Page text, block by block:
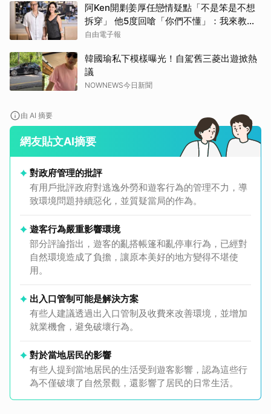
阿Ken開剿姜厚任戀情疑點「不是笨是不想
拆穿」 他5度回嗆「你們不懂」：我來教育
你們
自由電子報
韓國瑜私下模樣曝光！自駕舊三菱出遊掀熱
議
NOWNEWS今日新聞
由 AI 摘要
網友貼文AI摘要
對政府管理的批評
有用戶批評政府對逃逸外勞和遊客行為的管理不力，導
致環境問題持續惡化，並質疑當局的作為。
遊客行為嚴重影響環境
部分評論指出，遊客的亂搭帳篷和亂停車行為，已經對
自然環境造成了負擔，讓原本美好的地方變得不堪使
用。
出入口管制可能是解決方案
有些人建議透過出入口管制及收費來改善環境，並增加
就業機會，避免破壞行為。
對於當地居民的影響
有些人提到當地居民的生活受到遊客影響，認為這些行
為不僅破壞了自然景觀，還影響了居民的日常生活。